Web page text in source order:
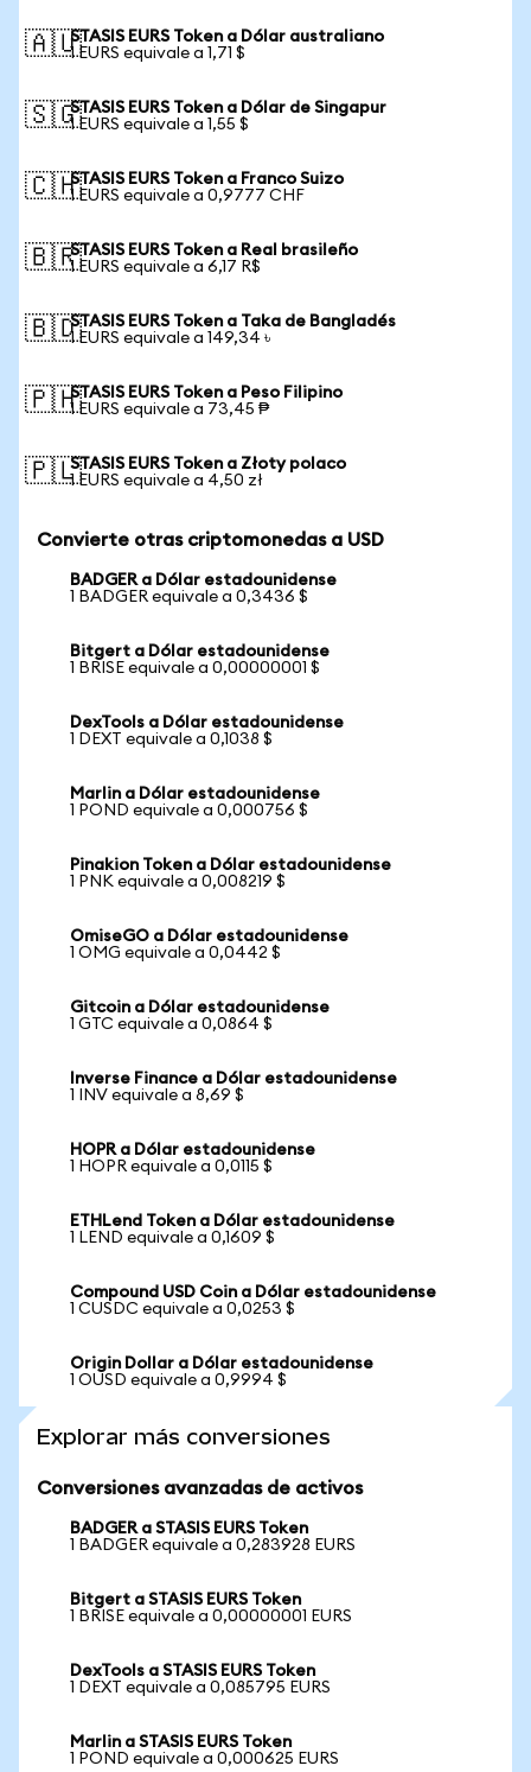
🇦🇺STASIS EURS Token a Dólar australiano
1 EURS equivale a 1,71 $
🇸🇬STASIS EURS Token a Dólar de Singapur
1 EURS equivale a 1,55 $
🇨🇭STASIS EURS Token a Franco Suizo
1 EURS equivale a 0,9777 CHF
🇧🇷STASIS EURS Token a Real brasileño
1 EURS equivale a 6,17 R$
🇧🇩STASIS EURS Token a Taka de Bangladés
1 EURS equivale a 149,34 ৳
🇵🇭STASIS EURS Token a Peso Filipino
1 EURS equivale a 73,45 ₱
🇵🇱STASIS EURS Token a Złoty polaco
1 EURS equivale a 4,50 zł
Convierte otras criptomonedas a USD
BADGER a Dólar estadounidense
1 BADGER equivale a 0,3436 $
Bitgert a Dólar estadounidense
1 BRISE equivale a 0,00000001 $
DexTools a Dólar estadounidense
1 DEXT equivale a 0,1038 $
Marlin a Dólar estadounidense
1 POND equivale a 0,000756 $
Pinakion Token a Dólar estadounidense
1 PNK equivale a 0,008219 $
OmiseGO a Dólar estadounidense
1 OMG equivale a 0,0442 $
Gitcoin a Dólar estadounidense
1 GTC equivale a 0,0864 $
Inverse Finance a Dólar estadounidense
1 INV equivale a 8,69 $
HOPR a Dólar estadounidense
1 HOPR equivale a 0,0115 $
ETHLend Token a Dólar estadounidense
1 LEND equivale a 0,1609 $
Compound USD Coin a Dólar estadounidense
1 CUSDC equivale a 0,0253 $
Origin Dollar a Dólar estadounidense
1 OUSD equivale a 0,9994 $
Explorar más conversiones
Conversiones avanzadas de activos
BADGER a STASIS EURS Token
1 BADGER equivale a 0,283928 EURS
Bitgert a STASIS EURS Token
1 BRISE equivale a 0,00000001 EURS
DexTools a STASIS EURS Token
1 DEXT equivale a 0,085795 EURS
Marlin a STASIS EURS Token
1 POND equivale a 0,000625 EURS